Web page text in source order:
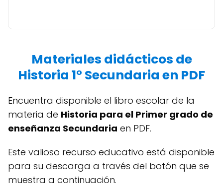
Materiales didácticos de
Historia 1° Secundaria en PDF
Encuentra disponible el libro escolar de la
materia de Historia para el Primer grado de
enseñanza Secundaria en PDF.
Este valioso recurso educativo está disponible
para su descarga a través del botón que se
muestra a continuación.